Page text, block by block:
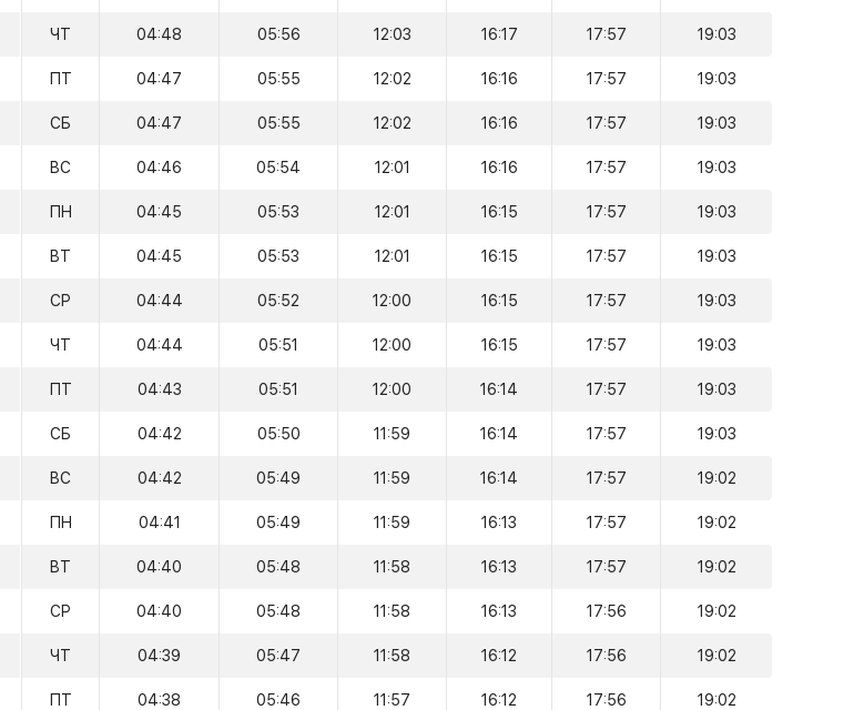
ЧТ 04:48 05:56 12:03 16:17 17:57 19:03
ПТ 04:47 05:55 12:02 16:16 17:57 19:03
СБ 04:47 05:55 12:02 16:16 17:57 19:03
ВС 04:46 05:54 12:01 16:16 17:57 19:03
ПН 04:45 05:53 12:01 16:15 17:57 19:03
ВТ 04:45 05:53 12:01 16:15 17:57 19:03
СР 04:44 05:52 12:00 16:15 17:57 19:03
ЧТ 04:44 05:51 12:00 16:15 17:57 19:03
ПТ 04:43 05:51 12:00 16:14 17:57 19:03
СБ 04:42 05:50 11:59 16:14 17:57 19:03
ВС 04:42 05:49 11:59 16:14 17:57 19:02
ПН 04:41 05:49 11:59 16:13 17:57 19:02
ВТ 04:40 05:48 11:58 16:13 17:57 19:02
СР 04:40 05:48 11:58 16:13 17:56 19:02
ЧТ 04:39 05:47 11:58 16:12 17:56 19:02
ПТ 04:38 05:46 11:57 16:12 17:56 19:02